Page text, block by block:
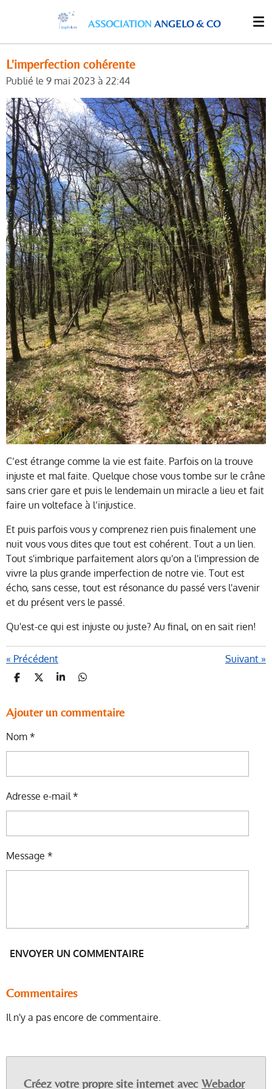
contenu
ASSOCIATION ANGELO & CO
L'imperfection cohérente
Publié le 9 mai 2023 à 22:44
C’est étrange comme la vie est faite. Parfois on la trouve
injuste et mal faite. Quelque chose vous tombe sur le crâne
sans crier gare et puis le lendemain un miracle a lieu et fait
faire un volteface à l’injustice.
Et puis parfois vous y comprenez rien puis finalement une
nuit vous vous dites que tout est cohérent. Tout a un lien.
Tout s'imbrique parfaitement alors qu'on a l'impression de
vivre la plus grande imperfection de notre vie. Tout est
écho, sans cesse, tout est résonance du passé vers l'avenir
et du présent vers le passé.
Qu'est-ce qui est injuste ou juste? Au final, on en sait rien!
« Précédent Suivant »
P
T
A
E
R
P
T
A
R
P
T
A
R
P
T
A
R
Ajouter un commentaire
Nom *
Adresse e-mail *
Message *
ENVOYER UN COMMENTAIRE
Commentaires
Il n'y a pas encore de commentaire.
Créez votre propre site internet avec Webador